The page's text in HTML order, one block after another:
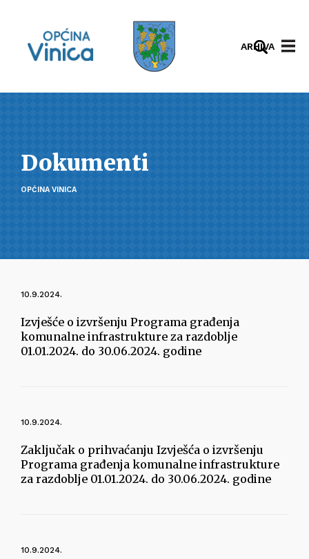
ARHIVA
Dokumenti
OPĆINA VINICA
10.9.2024.
Izvješće o izvršenju Programa građenja
komunalne infrastrukture za razdoblje
01.01.2024. do 30.06.2024. godine
10.9.2024.
Zaključak o prihvaćanju Izvješća o izvršenju
Programa građenja komunalne infrastrukture
za razdoblje 01.01.2024. do 30.06.2024. godine
10.9.2024.